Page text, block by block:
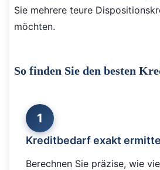
Sie mehrere teure
möchten.
So finden Sie den besten
1
Kreditbedarf exakt
Berechnen Sie präzise, wie